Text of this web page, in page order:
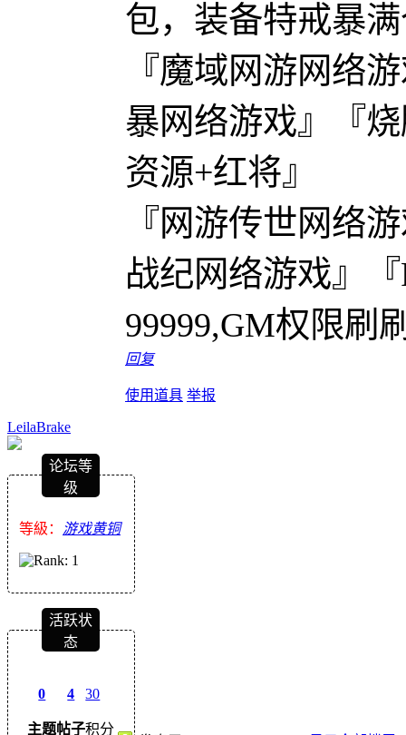
包，装备特戒暴
『魔域网游网络
暴网络游戏』『烧
资源+红将』
『网游传世网络
战纪网络游戏』
99999,GM权限刷
回复
使用道具 举报
LeilaBrake
论坛等
级
等級： 游戏黄铜
活跃状
态
0
主题
4
帖子
30
积分